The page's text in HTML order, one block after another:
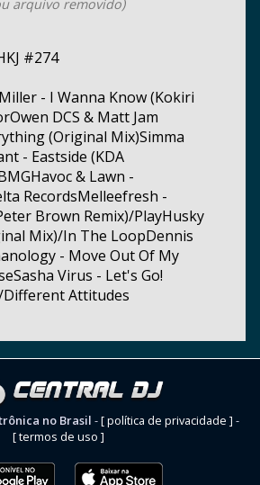
arquivo removido)
#274
- I Wanna Know (Kokiri
DCS & Matt Jam
(Original Mix)Simma
- Eastside (KDA
& Lawn -
RecordsMelleefresh -
Brown Remix)/PlayHusky
Mix)/In The LoopDennis
- Move Out Of My
Virus - Let's Go!
Attitudes
no Brasil -[ política de privacidade ] -
[ termos de uso ]